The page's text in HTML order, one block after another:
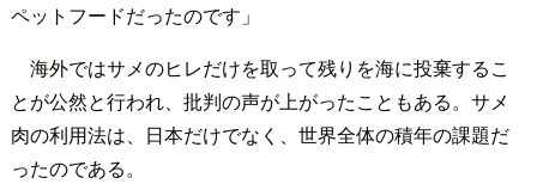
ペットフードだったのです」
海外ではサメのヒレだけを取って残りを海に投棄するこ
とが公然と行われ、批判の声が上がったこともある。サメ
肉の利用法は、日本だけでなく、世界全体の積年の課題だ
ったのである。